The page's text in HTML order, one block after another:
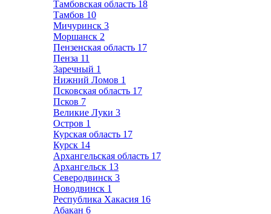
Тамбовская область 18
Тамбов 10
Мичуринск 3
Моршанск 2
Пензенская область 17
Пенза 11
Заречный 1
Нижний Ломов 1
Псковская область 17
Псков 7
Великие Луки 3
Остров 1
Курская область 17
Курск 14
Архангельская область 17
Архангельск 13
Северодвинск 3
Новодвинск 1
Республика Хакасия 16
Абакан 6